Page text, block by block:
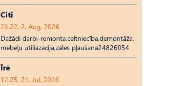
Citi
23:22, 2. Aug, 2026
Dažādi darbi-remonta,celtniecība,demontāža,
mēbeļu utiliāzācija,zāles pļaušana24826054
Īrē
12:25, 21. Jūl, 2026